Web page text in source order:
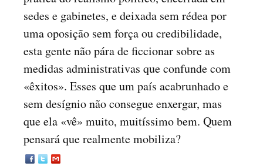
sedes e gabinetes, e deixada sem rédea por
uma oposição sem força ou credibilidade,
esta gente não pára de ficcionar sobre as
medidas administrativas que confunde com
«êxitos». Esses que um país acabrunhado e
sem desígnio não consegue enxergar, mas
que ela «vê» muito, muitíssimo bem. Quem
pensará que realmente mobiliza?